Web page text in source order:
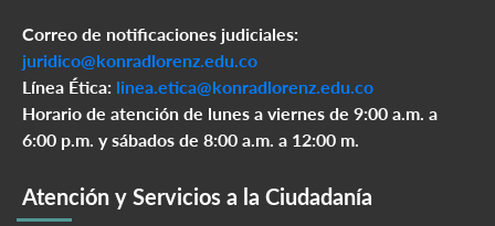
Correo de notificaciones judiciales:
juridico@konradlorenz.edu.co
Línea Ética: linea.etica@konradlorenz.edu.co
Horario de atención de lunes a viernes de 9:00 a.m. a
6:00 p.m. y sábados de 8:00 a.m. a 12:00 m.
Atención y Servicios a la Ciudadanía